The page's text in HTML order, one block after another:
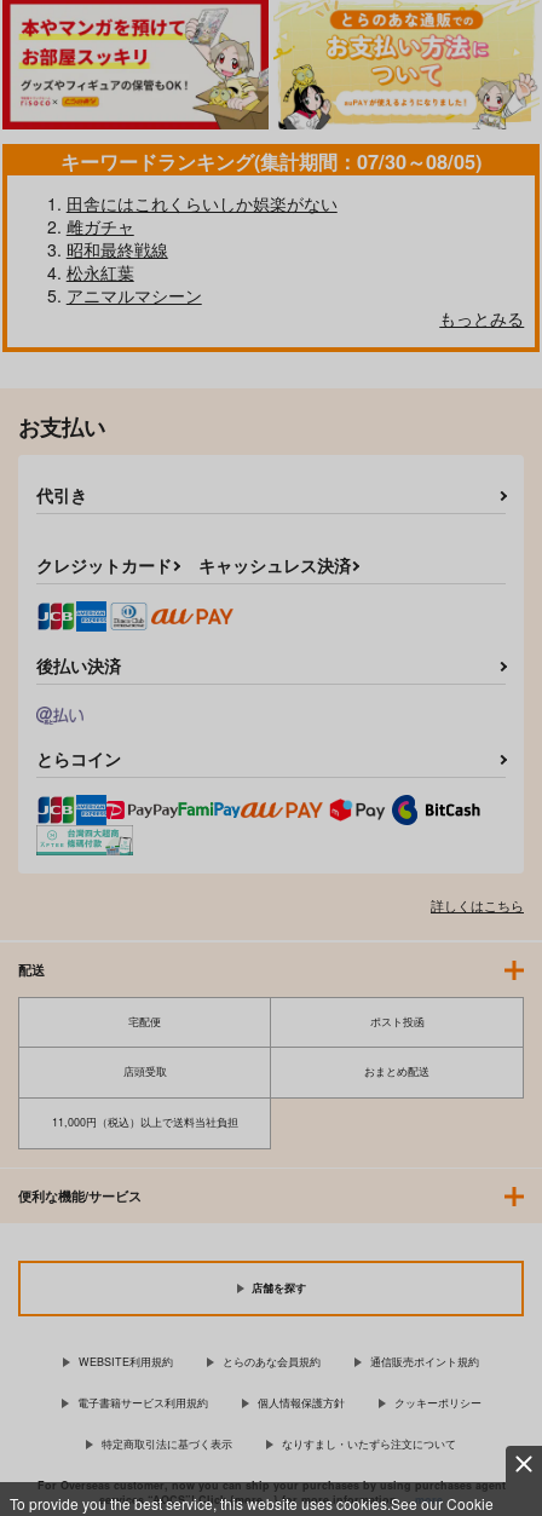
To provide you the best service, this website uses cookies.See our Cookie
キーワードランキング(集計期間：07/30～08/05)
田舎にはこれくらいしか娯楽がない
雌ガチャ
昭和最終戦線
松永紅葉
アニマルマシーン
もっとみる
お支払い
代引き
クレジットカード キャッシュレス決済
後払い決済
とらコイン
詳しくはこちら
配送
宅配便 ポスト投函
店頭受取 おまとめ配送
11,000円（税込）以上で送料当社負担
便利な機能/サービス
店舗を探す
WEBSITE利用規約 とらのあな会員規約 通信販売ポイント規約
電子書籍サービス利用規約 個人情報保護方針 クッキーポリシー
特定商取引法に基づく表示 なりすまし・いたずら注文について
For Overseas customer, now you can ship your purchases by using purchases agent
services “AOCS”! Click {more…} for more information …more